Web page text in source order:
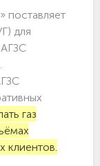
поставляет
для
газ
клиентов.